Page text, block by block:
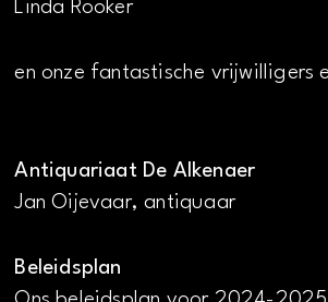
Linda Rooker
en onze fantastische vrijwilligers
Antiquariaat De Alkenaer
Jan Oijevaar, antiquaar
Beleidsplan